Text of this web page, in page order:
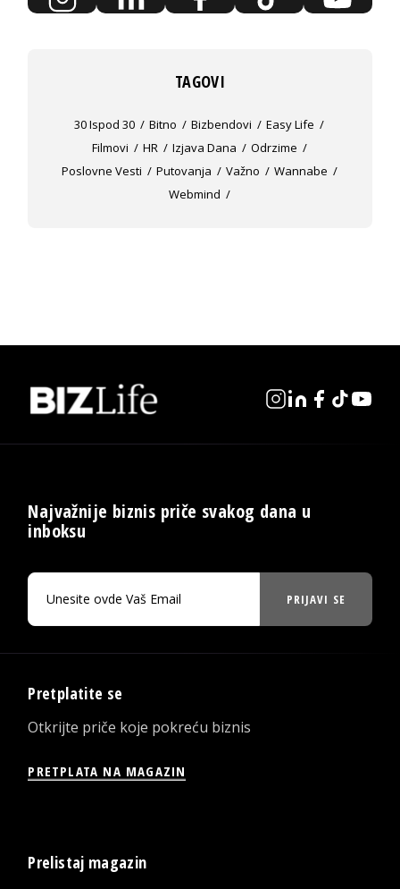
TAGOVI
30 Ispod 30 Bitno Bizbendovi
Easy Life
Filmovi
HR Izjava Dana
Odrzime
Poslovne Vesti
Putovanja Važno
Wannabe
Webmind
Najvažnije biznis priče svakog dana u
inboksu
PRIJAVI SE
Pretplatite se
Otkrijte priče koje pokreću biznis
PRETPLATA NA MAGAZIN
Prelistaj magazin